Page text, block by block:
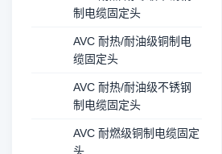
制电缆固定头
AVC 耐热/耐油级铜制电
缆固定头
AVC 耐热/耐油级不锈钢
制电缆固定头
AVC 耐燃级铜制电缆固定
头